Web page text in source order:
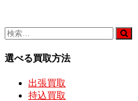
選べる買取方法
出張買取
持込買取